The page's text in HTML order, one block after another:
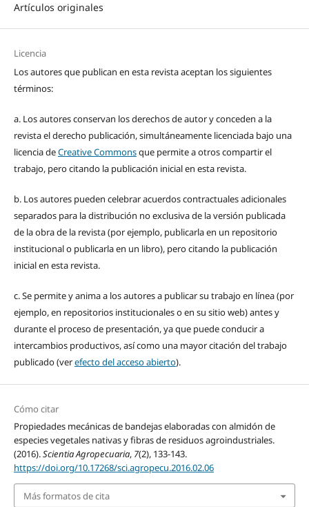
Artículos originales
Licencia
Los autores que publican en esta revista aceptan los siguientes
términos:
a. Los autores conservan los derechos de autor y conceden a la
revista el derecho publicación, simultáneamente licenciada bajo una
licencia deCreative Commonsque permite a otros compartir el
trabajo, pero citando la publicación inicial en esta revista.
b. Los autores pueden celebrar acuerdos contractuales adicionales
separados para la distribución no exclusiva de la versión publicada
de la obra de la revista (por ejemplo, publicarla en un repositorio
institucional o publicarla en un libro), pero citando la publicación
inicial en esta revista.
c. Se permite y anima a los autores a publicar su trabajo en línea (por
ejemplo, en repositorios institucionales o en su sitio web) antes y
durante el proceso de presentación, ya que puede conducir a
intercambios productivos, así como una mayor citación del trabajo
publicado (verefecto del acceso abierto).
Cómo citar
Propiedades mecánicas de bandejas elaboradas con almidón de
especies vegetales nativas y fibras de residuos agroindustriales.
(2016).Scientia Agropecuaria, 7(2), 133-143.
https://doi.org/10.17268/sci.agropecu.2016.02.06
Más formatos de cita